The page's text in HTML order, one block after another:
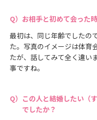
お相手と初めて会った
最初は、同じ年齢でしたの
た。写真のイメージは体育
たが、話してみて全く違い
事ですね。
この人と結婚したい（
でしたか？